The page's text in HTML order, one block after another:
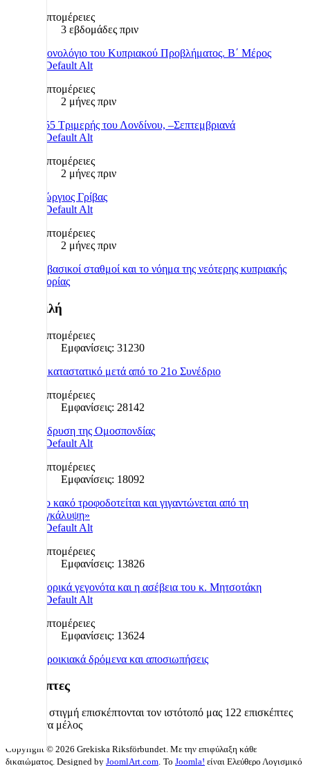
Λεπτομέρειες
3 εβδομάδες πριν
Χρονολόγιο του Κυπριακού Προβλήματος. Β΄ Μέρος
Λεπτομέρειες
2 μήνες πριν
1955 Τριμερής του Λονδίνου, –Σεπτεμβριανά
Λεπτομέρειες
2 μήνες πριν
Γεώργιος Γρίβας
Λεπτομέρειες
2 μήνες πριν
Οι βασικοί σταθμοί και το νόημα της νεότερης κυπριακής
ιστορίας
Δημοφιλή
Λεπτομέρειες
Εμφανίσεις: 31230
Το καταστατικό μετά από το 21ο Συνέδριο
Λεπτομέρειες
Εμφανίσεις: 28142
Η ίδρυση της Ομοσπονδίας
Λεπτομέρειες
Εμφανίσεις: 18092
«Το κακό τροφοδοτείται και γιγαντώνεται από τη
συγκάλυψη»
Λεπτομέρειες
Εμφανίσεις: 13826
Ιστορικά γεγονότα και η ασέβεια του κ. Μητσοτάκη
Λεπτομέρειες
Εμφανίσεις: 13624
Παροικιακά δρόμενα και αποσιωπήσεις
Επισκέπτες
Αυτήν τη στιγμή επισκέπτονται τον ιστότοπό μας 122 επισκέπτες
και κανένα μέλος
Copyright © 2026 Grekiska Riksförbundet. Με την επιφύλαξη κάθε
δικαιώματος. Designed by JoomlArt.com. Το Joomla! είναι Ελεύθερο Λογισμικό